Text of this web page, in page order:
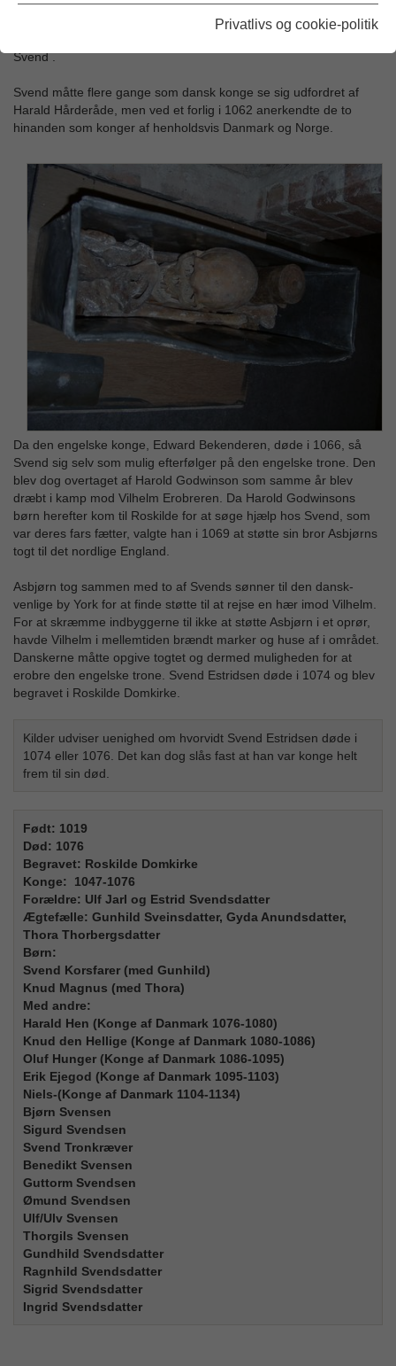
Privatlivs og cookie-politik
efter ham, men i jagten styrtede hans hest og Magnus døde
efterfølgende af kvæstelserne. På dødslejet overlod han den
Svend .
Svend måtte flere gange som dansk konge se sig udfordret af
Harald Hårderåde, men ved et forlig i 1062 anerkendte de to
hinanden som konger af henholdsvis Danmark og Norge.
Da den engelske konge, Edward Bekenderen, døde i 1066, så
Svend sig selv som mulig efterfølger på den engelske trone. Den
blev dog overtaget af Harold Godwinson som samme år blev
dræbt i kamp mod Vilhelm Erobreren. Da Harold Godwinsons
børn herefter kom til Roskilde for at søge hjælp hos Svend, som
var deres fars fætter, valgte han i 1069 at støtte sin bror Asbjørns
togt til det nordlige England.
Asbjørn tog sammen med to af Svends sønner til den dansk-
venlige by York for at finde støtte til at rejse en hær imod Vilhelm.
For at skræmme indbyggerne til ikke at støtte Asbjørn i et oprør,
havde Vilhelm i mellemtiden brændt marker og huse af i området.
Danskerne måtte opgive togtet og dermed muligheden for at
erobre den engelske trone. Svend Estridsen døde i 1074 og blev
begravet i Roskilde Domkirke.
Kilder udviser uenighed om hvorvidt Svend Estridsen døde i
1074 eller 1076. Det kan dog slås fast at han var konge helt
frem til sin død.
Født: 1019
Død: 1076
Begravet: Roskilde Domkirke
Konge: 1047-1076
Forældre: Ulf Jarl og Estrid Svendsdatter
Ægtefælle: Gunhild Sveinsdatter, Gyda Anundsdatter,
Thora Thorbergsdatter
Børn:
Svend Korsfarer (med Gunhild)
Knud Magnus (med Thora)
Med andre:
Harald Hen (Konge af Danmark 1076-1080)
Knud den Hellige (Konge af Danmark 1080-1086)
Oluf Hunger (Konge af Danmark 1086-1095)
Erik Ejegod (Konge af Danmark 1095-1103)
Niels-(Konge af Danmark 1104-1134)
Bjørn Svensen
Sigurd Svendsen
Svend Tronkræver
Benedikt Svensen
Guttorm Svendsen
Ømund Svendsen
Ulf/Ulv Svensen
Thorgils Svensen
Gundhild Svendsdatter
Ragnhild Svendsdatter
Sigrid Svendsdatter
Ingrid Svendsdatter